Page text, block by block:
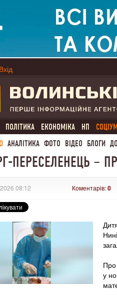
Вхід
ПОЛІТИКА ЕКОНОМІКА НП СОЦІУМ
АНАЛІТИКА ФОТО ВІДЕО БЛОГИ
ПЕРЕСЕЛЕНЕЦЬ –
08:12 Коментарів:0
Про
у